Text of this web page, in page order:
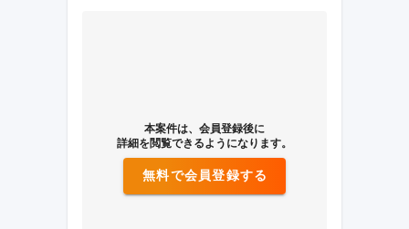
本案件は、会員登録後に
詳細を閲覧できるようになります。
無料で会員登録する